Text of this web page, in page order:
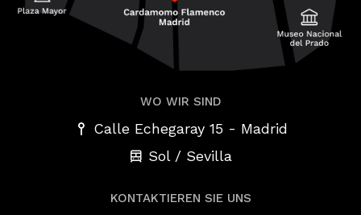
WO WIR SIND
Calle Echegaray 15 - Madrid
Sol / Sevilla
KONTAKTIEREN SIE UNS